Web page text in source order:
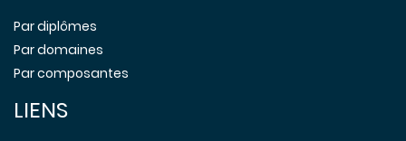
Par diplômes
Par domaines
Par composantes
LIENS